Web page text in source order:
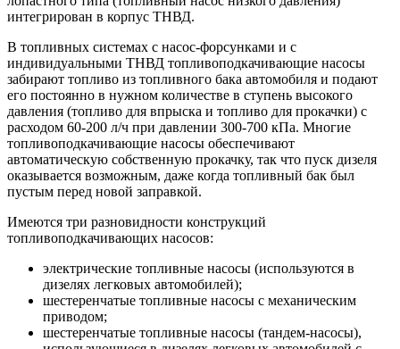
интегрирован в корпус ТНВД.
В топливных системах с насос-форсунками и с
индивидуальными ТНВД топливоподкачивающие насосы
забирают топливо из топливного бака автомобиля и подают
его постоянно в нужном количестве в ступень высокого
давления (топливо для впрыска и топливо для прокачки) с
расходом 60-200 л/ч при давлении 300-700 кПа. Многие
топливоподкачивающие насосы обеспечивают
автоматическую собственную прокачку, так что пуск дизеля
оказывается возможным, даже когда топливный бак был
пустым перед новой заправкой.
Имеются три разновидности конструкций
топливоподкачивающих насосов:
электрические топливные насосы (используются в
дизелях легковых автомобилей);
шестеренчатые топливные насосы с механическим
приводом;
шестеренчатые топливные насосы (тандем-насосы),